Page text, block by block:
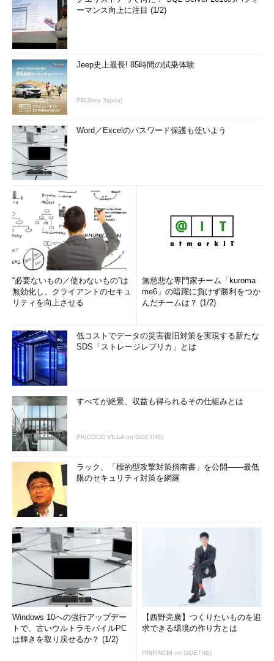
ーマンス向上に注目 (1/2)
Jeep史上最長! 85時間の試乗体験
PR(Jeep Japan)
Word／Excelのパスワード保護も使いよう
“必要ないもの／使わないもの”は
無効化し、クライアントのセキュ
リティを向上させる
無慈悲な専門家チーム「kuroma
me6」の暗躍に負けず勝利をつか
んだチームは？ (1/2)
低コストでデータの災害復旧対策を実現する新たな
SDS「ストレージレプリカ」とは
すべてが絶景、収益も得られるその仕組みとは
PR(COCO VILLA on GOETHE)
ラック、「標的型攻撃対策指南書」を公開――最低
限のセキュリティ対策を網羅
Windows 10への強行アップデー
トで、古いウルトラモバイルPC
は輝きを取り戻せるか？ (1/2)
【西野亮廣】つくりたいものを追
求できる環境の作り方とは
PR(FINCHI on GOETHE)